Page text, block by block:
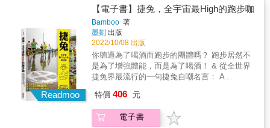
格」、「食材與料理」、「音樂與酒精」、
「住宿與放鬆」，每個分類下介紹 6家精選好
店；後半部有「推薦旅遊路線」和「主題特
輯」 ，幫助讀者更了解台灣文化 。如果想找特
定類型店家可以參考前半部分；需要行程建議
的，可以直接翻到後半部！ & 『 線 上 輔 助
工 具 』 & 除了紙本外，團隊還製作了Web
App，收錄書中所有店家的基本資訊，只要點擊
頁面上的地址欄就能直接連到該店的google
資訊若有變動也能即時更新。 &
Readmoo
【電子書】捷兔，全宇宙最High的跑步咖
Bamboo 著
墨刻 出版
2022/10/08 出版
你聽過為了喝酒而跑步的團體嗎？ 跑步居然不
是為了增強體能，而是為了喝酒！ & 從全世界
捷兔界最流行的一句捷兔自嘲名言： A
大概了解這個團體的屬性。 & 跑步、喝酒只是
捷兔活動中兩個主要元素， 捷兔還有一些外人
所無法想像、匪夷所思的文化， 只有參加過的
特價 406 元
電子書